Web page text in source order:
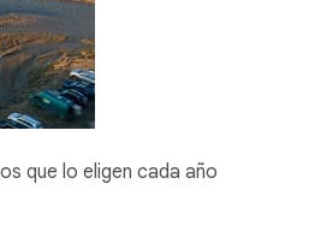
que lo eligen cada año